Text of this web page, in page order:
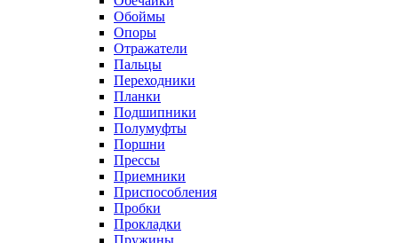
Обоймы
Опоры
Отражатели
Пальцы
Переходники
Планки
Подшипники
Полумуфты
Поршни
Прессы
Приемники
Приспособления
Пробки
Прокладки
Пружины